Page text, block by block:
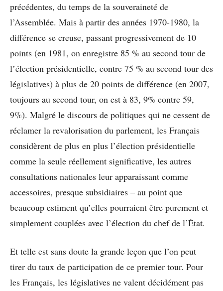
précédentes, du temps de la souveraineté de
l’Assemblée. Mais à partir des années 1970-1980, la
différence se creuse, passant progressivement de 10
points (en 1981, on enregistre 85 % au second tour de
l’élection présidentielle, contre 75 % au second tour des
législatives) à plus de 20 points de différence (en 2007,
toujours au second tour, on est à 83, 9% contre 59,
9%). Malgré le discours de politiques qui ne cessent de
réclamer la revalorisation du parlement, les Français
considèrent de plus en plus l’élection présidentielle
comme la seule réellement significative, les autres
consultations nationales leur apparaissant comme
accessoires, presque subsidiaires – au point que
beaucoup estiment qu’elles pourraient être purement et
simplement couplées avec l’élection du chef de l’État.
Et telle est sans doute la grande leçon que l’on peut
tirer du taux de participation de ce premier tour. Pour
les Français, les législatives ne valent décidément pas